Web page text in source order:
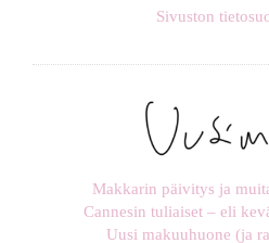
Sivuston
Makkarin päivitys ja
Cannesin tuliaiset – eli
Uusi makuuhuone (ja